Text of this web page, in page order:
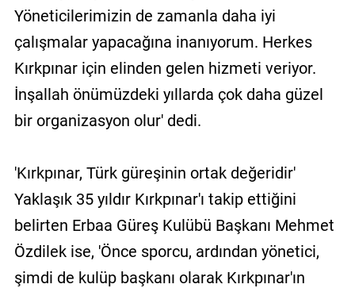
Yöneticilerimizin de zamanla daha iyi
çalışmalar yapacağına inanıyorum. Herkes
Kırkpınar için elinden gelen hizmeti veriyor.
İnşallah önümüzdeki yıllarda çok daha güzel
bir organizasyon olur' dedi.
'Kırkpınar, Türk güreşinin ortak değeridir'
Yaklaşık 35 yıldır Kırkpınar'ı takip ettiğini
belirten Erbaa Güreş Kulübü Başkanı Mehmet
Özdilek ise, 'Önce sporcu, ardından yönetici,
şimdi de kulüp başkanı olarak Kırkpınar'ın